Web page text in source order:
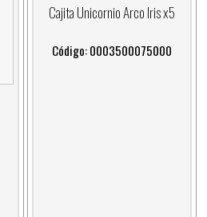
Cajita Unicornio Arco Iris x5
Código: 0003500075000